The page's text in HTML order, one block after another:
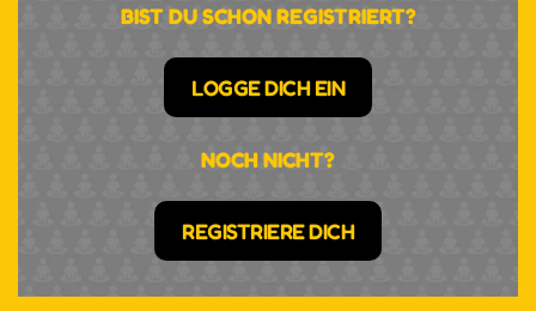
BIST DU SCHON REGISTRIERT?
LOGGE DICH EIN
NOCH NICHT?
REGISTRIERE DICH